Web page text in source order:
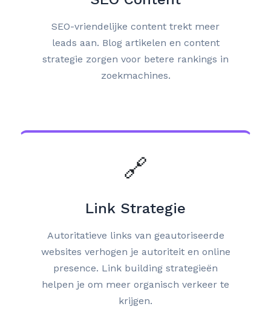
SEO-vriendelijke content trekt meer
leads aan. Blog artikelen en content
strategie zorgen voor betere rankings in
zoekmachines.
🔗
Link Strategie
Autoritatieve links van geautoriseerde
websites verhogen je autoriteit en online
presence. Link building strategieën
helpen je om meer organisch verkeer te
krijgen.